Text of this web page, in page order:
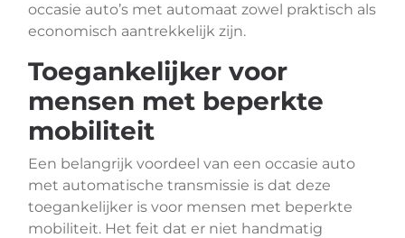
occasie auto’s met automaat zowel praktisch als
economisch aantrekkelijk zijn.
Toegankelijker voor
mensen met beperkte
mobiliteit
Een belangrijk voordeel van een occasie auto
met automatische transmissie is dat deze
toegankelijker is voor mensen met beperkte
mobiliteit. Het feit dat er niet handmatig